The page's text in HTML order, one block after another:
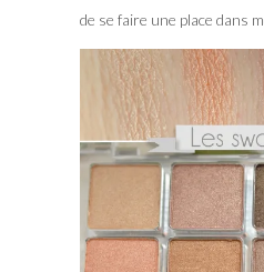
de se faire une place